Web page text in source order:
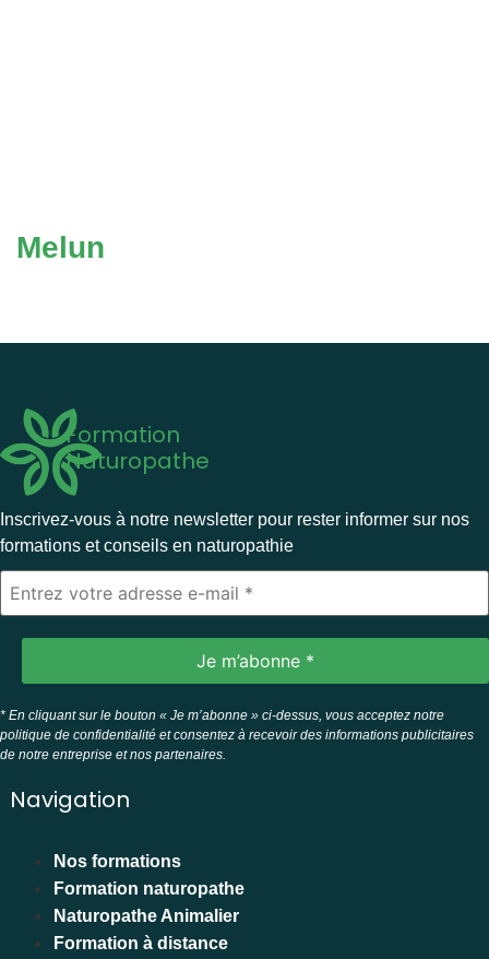
Melun
Formation
Naturopathe
Inscrivez-vous à notre newsletter pour rester informer sur nos
formations et conseils en naturopathie
* En cliquant sur le bouton « Je m’abonne » ci-dessus, vous acceptez notre
politique de confidentialité et consentez à recevoir des informations publicitaires
de notre entreprise et nos partenaires.
Navigation
Nos formations
Formation naturopathe
Naturopathe Animalier
Formation à distance